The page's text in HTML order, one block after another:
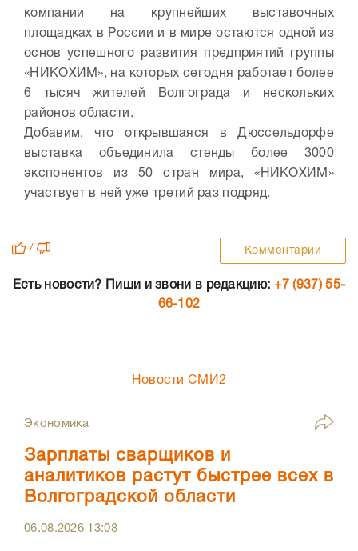
компании на крупнейших выставочных
площадках в России и в мире остаются одной из
основ успешного развития предприятий группы
«НИКОХИМ», на которых сегодня работает более
6 тысяч жителей Волгограда и нескольких
районов области.
Добавим, что открывшаяся в Дюссельдорфе
выставка объединила стенды более 3000
экспонентов из 50 стран мира, «НИКОХИМ»
участвует в ней уже третий раз подряд.
/ Комментарии
Есть новости? Пиши и звони в редакцию: +7 (937) 55-
66-102
Новости СМИ2
Экономика
Зарплаты сварщиков и
аналитиков растут быстрее всех в
Волгоградской области
06.08.2026 13:08